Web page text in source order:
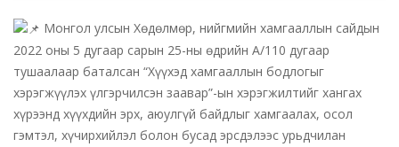
Монгол улсын Хөдөлмөр, нийгмийн хамгааллын сайдын
2022 оны 5 дугаар сарын 25-ны өдрийн А/110 дугаар
тушаалаар баталсан “Хүүхэд хамгааллын бодлогыг
хэрэгжүүлэх үлгэрчилсэн заавар”-ын хэрэгжилтийг хангах
хүрээнд хүүхдийн эрх, аюулгүй байдлыг хамгаалах, осол
гэмтэл, хүчирхийлэл болон бусад эрсдэлээс урьдчилан